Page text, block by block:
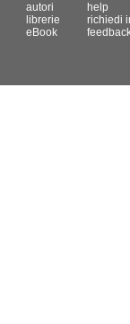
autori
librerie
eBook
help
richiedi